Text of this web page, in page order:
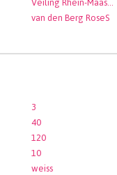
Veiling Rhein-Maas GmbH & Co. KG
van den Berg RoseS
3
40
120
10
weiss